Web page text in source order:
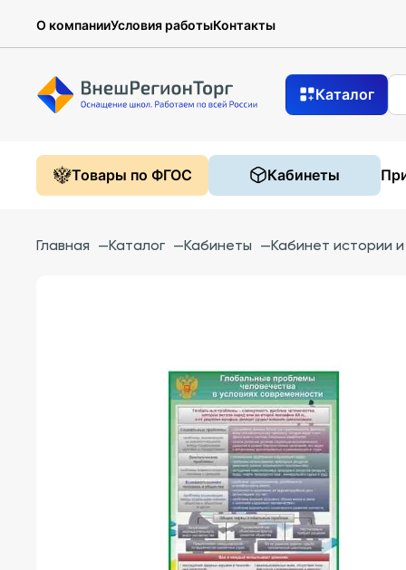
О компанииУсловия работыКонтакты
Каталог
Товары по ФГОС Кабинеты
Главная —Каталог —Кабинеты —Кабинет истории